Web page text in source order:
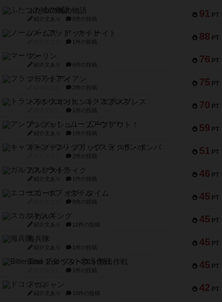
91 PT
ふたつの城の物語
紹介文あり 6件の投稿
88 PT
ノームズ・アット・ナイト
1件の投稿
76 PT
マーリン
紹介文あり 6件の投稿
75 PT
フラットアイアン
2件の投稿
70 PT
トランスオリエント・エクスプレス
1件の投稿
59 PT
アンブッシュ！：ムーブアウト！
紹介文あり 1件の投稿
51 PT
キャプテン・フリップ：イスラ・ボンバ
2件の投稿
46 PT
ガルフストライク
紹介文あり 1件の投稿
45 PT
エコーズ・オブ・タイム
8件の投稿
45 PT
スカルキング
紹介文あり 12件の投稿
45 PT
海兵隊
紹介文あり 1件の投稿
45 PT
Bitter End ブタペスト救出作戦
1件の投稿
42 PT
ドコジャン
紹介文あり 10件の投稿